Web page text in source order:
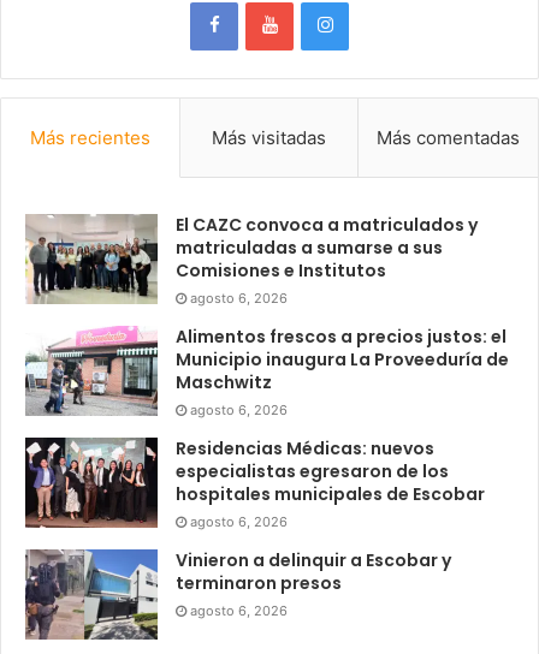
Más recientes Más visitadas Más comentadas
El CAZC convoca a matriculados y
matriculadas a sumarse a sus
Comisiones e Institutos
agosto 6, 2026
Alimentos frescos a precios justos: el
Municipio inaugura La Proveeduría de
Maschwitz
agosto 6, 2026
Residencias Médicas: nuevos
especialistas egresaron de los
hospitales municipales de Escobar
agosto 6, 2026
Vinieron a delinquir a Escobar y
terminaron presos
agosto 6, 2026